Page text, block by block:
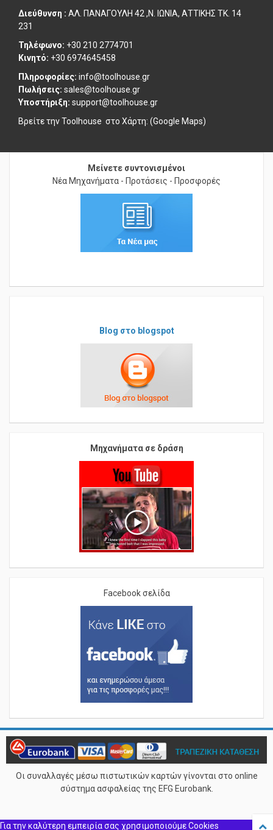
Διεύθυνση :
ΑΛ. ΠΑΝΑΓΟΥΛΗ 42 ,Ν. ΙΩΝΙΑ, ΑΤΤΙΚΗΣ ΤΚ. 14
Τηλέφωνο: +30 210 2774701
Κινητό:
Πληροφορίες:
info@toolhouse.gr
Πωλήσεις:
sales@toolhouse.gr
Υποστήριξη:
support@toolhouse.gr
Βρείτε την Toolhouse στο
Χάρτη: (Google Maps)
Μείνετε συντονισμένοι
Νέα Μηχανήματα - Προτάσεις - Προσφορές
Blog στο blogspot
Μηχανήματα σε δράση
Οι συναλλαγές μέσω πιστωτικών καρτών γίνονται στο online
σύστημα ασφαλείας της EFG Eurobank.